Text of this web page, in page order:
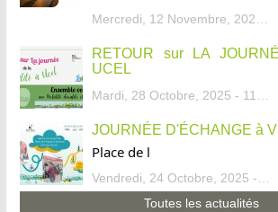
RETOUR sur LA
UCEL
JOURNÉE D'ÉCHANGE à
Place de l
Toutes les actualités